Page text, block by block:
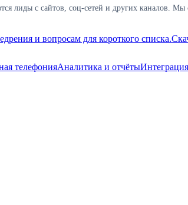
лиды с сайтов, соц-сетей и других каналов.
и вопросам для короткого списка.
телефонияАналитика и отчёты